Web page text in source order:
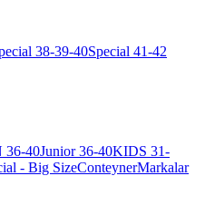
38-39-40Special 41-42
36-40Junior 36-40KIDS 31-
- Big SizeConteynerMarkalar